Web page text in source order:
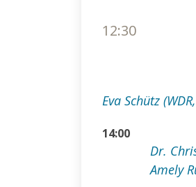
12:30
Eva Schütz
14:00
Dr.
Amely